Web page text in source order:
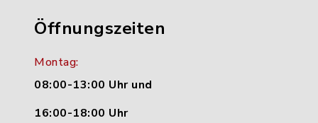
Öffnungszeiten
Montag:
08:00-13:00 Uhr und
16:00-18:00 Uhr